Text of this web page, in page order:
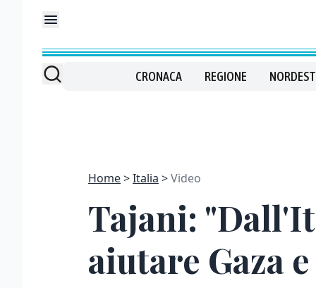
CRONACA REGIONE NORDEST
Home Italia Video
Tajani:
aiutare Gaza